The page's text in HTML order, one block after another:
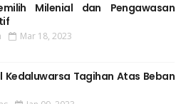
Milenial dan Pengawasan
Mar 18, 2023
Kedaluwarsa Tagihan Atas Beban